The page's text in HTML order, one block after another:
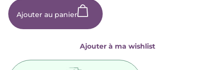
40mm
Ajouter au panier
Ajouter à ma wishlist